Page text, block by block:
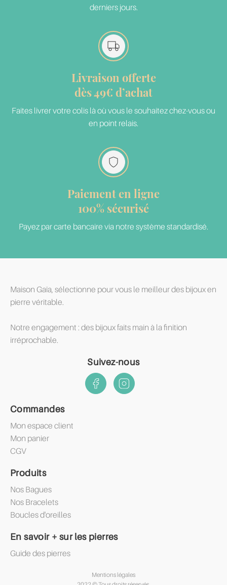
derniers jours.
Livraison offerte
dès 49€ d’achat
Faites livrer votre colis là où vous le souhaitez chez-vous ou
en point relais.
Paiement en ligne
100% sécurisé
Payez par carte bancaire via notre système standardisé.
Maison Gaïa, sélectionne pour vous le meilleur des bijoux en
pierre véritable.
Notre engagement : des bijoux faits main à la finition
irréprochable.
Commandes
Mon espace client
Mon panier
CGV
Mentions légales
Produits
Nos Bagues
Nos Bracelets
Boucles d'oreilles
Suivez-nous
En savoir + sur les pierres
Guide des pierres